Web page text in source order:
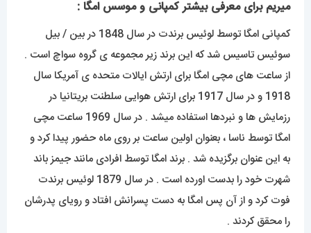
میریم برای معرفی بیشتر کمپانی و موسس امگا :
کمپانی امگا توسط لوئیس برندت در سال 1848 در بین / بیل
سوئیس تاسیس شد که این برند زیر مجموعه ی گروه سواچ است .
از ساعت های مچی امگا برای ارتش ایالات متحده ی آمریکا سال
1918 و در سال 1917 برای ارتش هوایی سلطنت بریتانیا در
رزمایش ها و نبردها استفاده میشد . در سال 1969 ساعت مچی
امگا توسط ناسا ، بعنوان اولین ساعت بر روی ماه حضور پیدا کرد و
به این عنوان برگزیده شد . برند امگا توسط افرادی مانند جیمز باند
شهرت خود را بدست اورده است . در سال 1879 لوئیس برندت
فوت کرد و از آن پس امگا به دست پسرانش افتاد و رویای پدرشان
را محقق کردند .